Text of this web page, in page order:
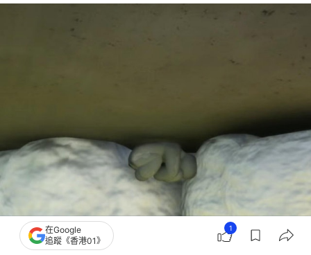
在Google
追蹤《香港01》
1